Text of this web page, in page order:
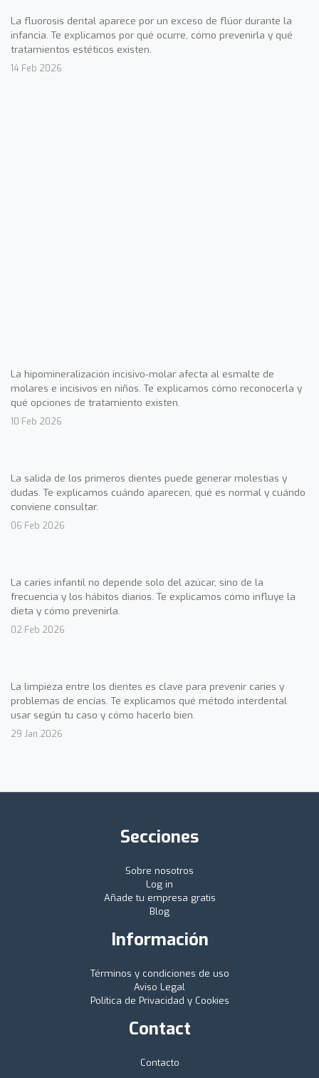
La fluorosis dental aparece por un exceso de flúor durante la
infancia. Te explicamos por qué ocurre, cómo prevenirla y qué
tratamientos estéticos existen.
14 Feb 2026
La hipomineralización incisivo-molar afecta al esmalte de
molares e incisivos en niños. Te explicamos cómo reconocerla y
qué opciones de tratamiento existen.
10 Feb 2026
La salida de los primeros dientes puede generar molestias y
dudas. Te explicamos cuándo aparecen, qué es normal y cuándo
conviene consultar.
06 Feb 2026
La caries infantil no depende solo del azúcar, sino de la
frecuencia y los hábitos diarios. Te explicamos cómo influye la
dieta y cómo prevenirla.
02 Feb 2026
La limpieza entre los dientes es clave para prevenir caries y
problemas de encías. Te explicamos qué método interdental
usar según tu caso y cómo hacerlo bien.
29 Jan 2026
Secciones
Sobre nosotros
Log in
Añade tu empresa gratis
Blog
Información
Términos y condiciones de uso
Aviso Legal
Política de Privacidad y Cookies
Contact
Contacto